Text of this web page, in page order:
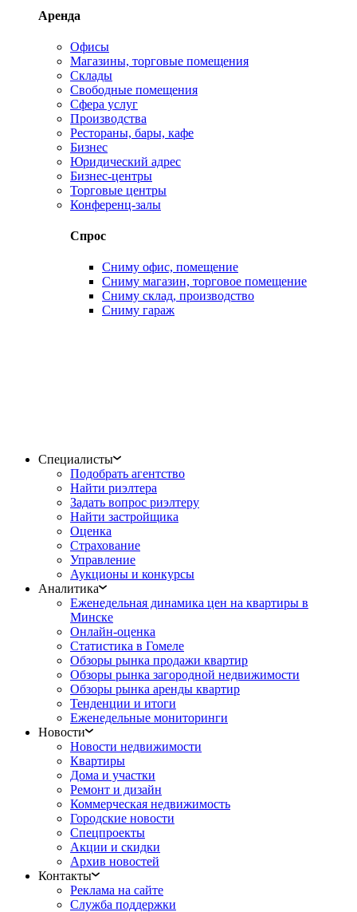
Аренда
Офисы
Магазины, торговые помещения
Склады
Свободные помещения
Сфера услуг
Производства
Рестораны, бары, кафе
Бизнес
Юридический адрес
Бизнес-центры
Торговые центры
Конференц-залы
Спрос
Сниму офис, помещение
Сниму магазин, торговое помещение
Сниму склад, производство
Сниму гараж
Специалисты
Подобрать агентство
Найти риэлтера
Задать вопрос риэлтеру
Найти застройщика
Оценка
Страхование
Управление
Аукционы и конкурсы
Аналитика
Еженедельная динамика цен на квартиры в
Минске
Онлайн-оценка
Статистика в Гомеле
Обзоры рынка продажи квартир
Обзоры рынка загородной недвижимости
Обзоры рынка аренды квартир
Тенденции и итоги
Еженедельные мониторинги
Новости
Новости недвижимости
Квартиры
Дома и участки
Ремонт и дизайн
Коммерческая недвижимость
Городские новости
Спецпроекты
Акции и скидки
Архив новостей
Контакты
Реклама на сайте
Служба поддержки